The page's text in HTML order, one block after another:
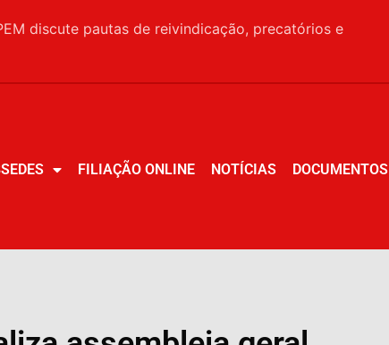
discute pautas de reivindicação, precatórios e
FILIAÇÃO ONLINE NOTÍCIAS DOCUMENTOS